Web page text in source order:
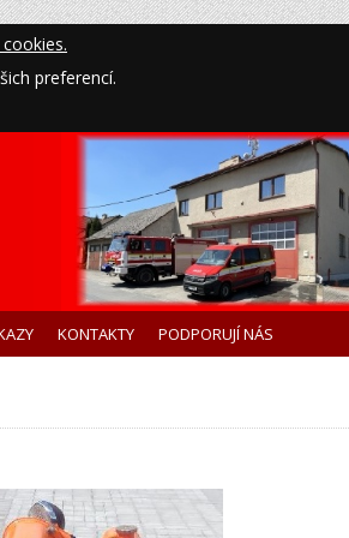
preferencí.
KONTAKTY PODPORUJÍ NÁS